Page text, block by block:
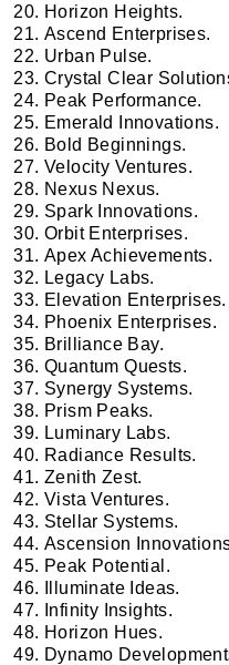
Horizon Heights.
Ascend Enterprises.
Urban Pulse.
Crystal Clear
Peak Performance.
Emerald Innovations.
Bold Beginnings.
Velocity Ventures.
Nexus Nexus.
Spark Innovations.
Orbit Enterprises.
Apex Achievements.
Legacy Labs.
Elevation Enterprises.
Phoenix Enterprises.
Brilliance Bay.
Quantum Quests.
Synergy Systems.
Prism Peaks.
Luminary Labs.
Radiance Results.
Zenith Zest.
Vista Ventures.
Stellar Systems.
Ascension
Peak Potential.
Illuminate Ideas.
Infinity Insights.
Horizon Hues.
Dynamo